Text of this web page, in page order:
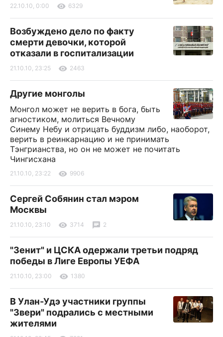
22.10.10, 0:00 6329
Возбуждено дело по факту
смерти девочки, которой
отказали в госпитализации
21.10.10, 23:25 2463
Другие монголы
Монгол может не верить в бога, быть
агностиком, молиться Вечному
Синему Небу и отрицать буддизм либо, наоборот,
верить в реинкарнацию и не принимать
Тэнгрианства, но он не может не почитать
Чингисхана
21.10.10, 23:22 9906
Сергей Собянин стал мэром
Москвы
21.10.10, 23:10 3714 2
"Зенит" и ЦСКА одержали третьи подряд
победы в Лиге Европы УЕФА
21.10.10, 23:00 1380
В Улан-Удэ участники группы
"Звери" подрались с местными
жителями